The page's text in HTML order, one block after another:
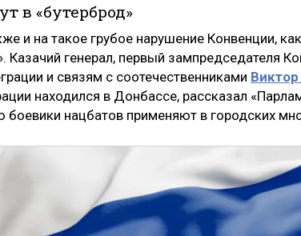
в «бутерброд»
и на такое грубое нарушение Конвенции,
Казачий генерал, первый зампредседателя
и связям с соотечественниками
находился в Донбассе, рассказал
боевики нацбатов применяют в городских